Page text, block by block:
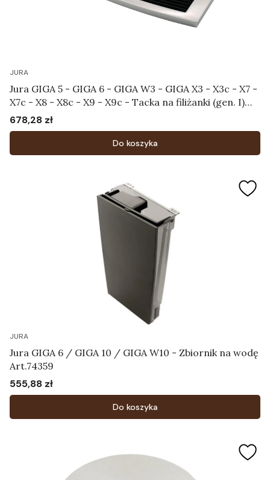
JURA
Jura GIGA 5 - GIGA 6 - GIGA W3 - GIGA X3 - X3c - X7 -
X7c - X8 - X8c - X9 - X9c - Tacka na filiżanki (gen. I)
Art.70014
Cena
678,28 zł
Do koszyka
JURA
Jura GIGA 6 / GIGA 10 / GIGA W10 - Zbiornik na wodę
Art.74359
Cena
555,88 zł
Do koszyka